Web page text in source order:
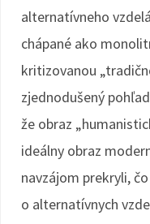
alternatívneho
chápané ako
kritizovanou
zjednodušený
že obraz
ideálny obraz
navzájom prekryli,
o alternatívnych